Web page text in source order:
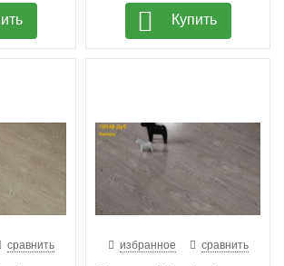
Купить
сравнить избранное сравнить